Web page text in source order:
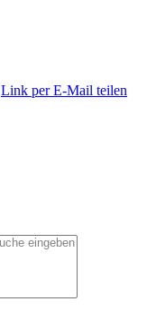
Link per E-Mail teilen